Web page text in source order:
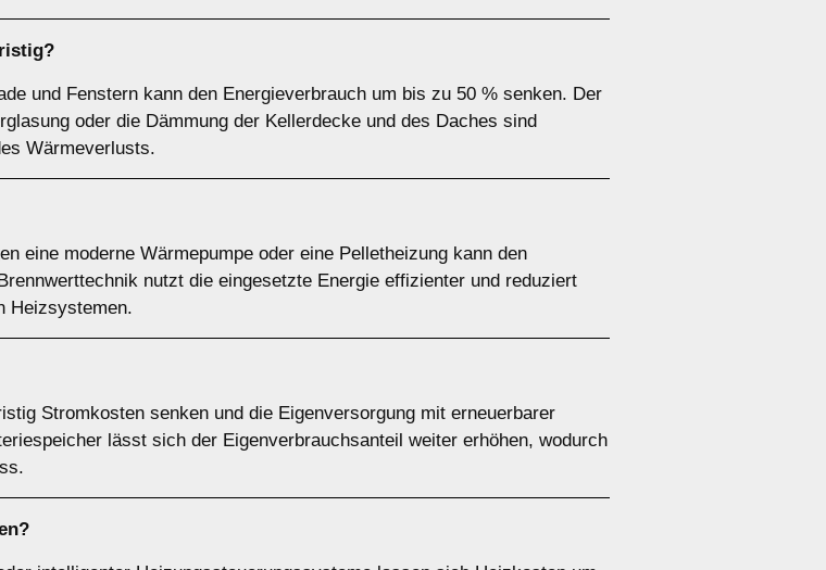
und Fenstern kann den Energieverbrauch um bis zu 50 % senken. Der
oder die Dämmung der Kellerdecke und des Daches sind
Wärmeverlusts.
eine moderne Wärmepumpe oder eine Pelletheizung kann den
nutzt die eingesetzte Energie effizienter und reduziert
Heizsystemen.
Stromkosten senken und die Eigenversorgung mit erneuerbarer
lässt sich der Eigenverbrauchsanteil weiter erhöhen, wodurch